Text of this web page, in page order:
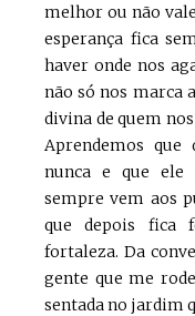
melhor ou não
esperança fica
haver onde nos
não só nos marca
divina de quem
Aprendemos
nunca e que ele
sempre vem aos
que depois fica
fortaleza. Da
gente que me
sentada no jardim